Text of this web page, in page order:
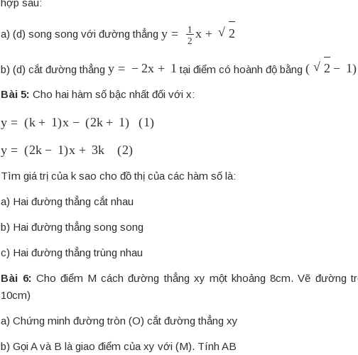
hợp sau:
a) (d) song song với đường thẳng 2x
b) (d) cắt đường thẳng x+ tại điểm có hoành độ bằng (2 − 1
Bài 5: Cho hai hàm số bậc nhất đối với x:
+ −( 1)(
2k− +3 )
Tìm giá trị của k sao cho đồ thị của các hàm số là:
a) Hai đường thẳng cắt nhau
b) Hai đường thẳng song song
c) Hai đường thẳng trùng nhau
Bài 6: Cho điểm M cách đường thẳng xy một khoảng 8cm. Vẽ đường
10cm)
a) Chứng minh đường tròn (O) cắt đường thẳng xy
b) Gọi A và B là giao điểm của xy với (M). Tính AB